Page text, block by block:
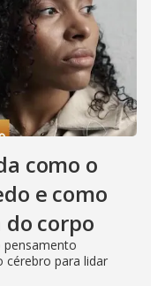
como o
e como
corpo
pensamento
cérebro para lidar